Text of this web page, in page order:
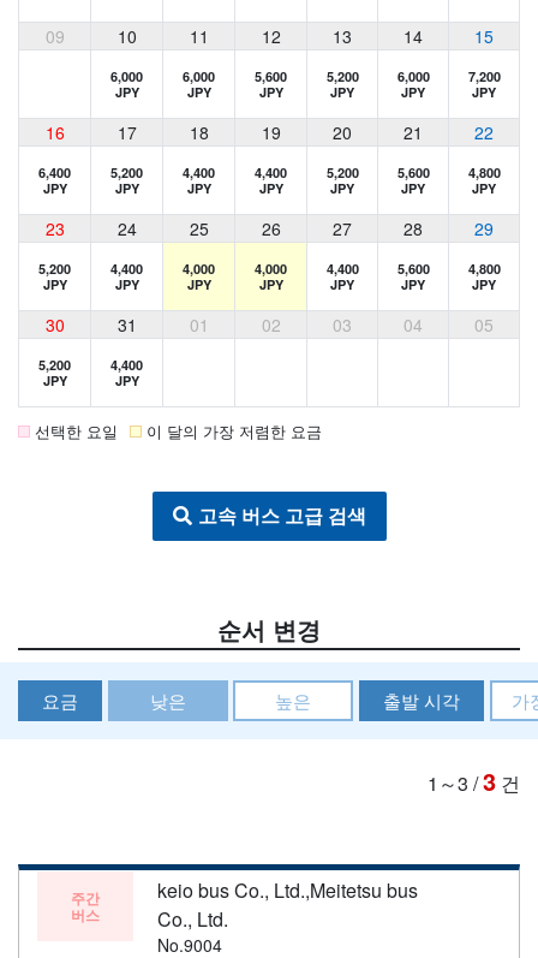
09 10 11 12 13 14 15
6,000
JPY
6,000
JPY
5,600
JPY
5,200
JPY
6,000
JPY
7,200
JPY
16 17 18 19 20 21 22
6,400
JPY
5,200
JPY
4,400
JPY
4,400
JPY
5,200
JPY
5,600
JPY
4,800
JPY
23 24 25 26 27 28 29
5,200
JPY
4,400
JPY
4,000
JPY
4,000
JPY
4,400
JPY
5,600
JPY
4,800
JPY
30 31 01 02 03 04 05
5,200
JPY
4,400
JPY
선택한 요일 이 달의 가장 저렴한 요금
고속 버스 고급 검색
순서 변경
요금 낮은 높은 출발 시각 가
1～3 /3 건
주간
버스
keio bus Co., Ltd.,Meitetsu bus
Co., Ltd.
No.9004